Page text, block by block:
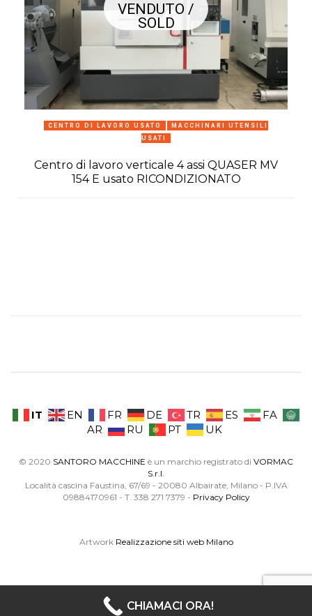
VENDUTO /
SOLD
CENTRO DI LAVORO USATO
MACCHINARI UTENSILI
USATI
Centro di lavoro verticale 4 assi QUASER MV
154 E usato RICONDIZIONATO
IT EN FR DE TR ES
FA
AR
RU PT UK
© 2020 SANTORO MACCHINE è un marchio registrato di VORMAC
S.r.l.
Località cascina Faustina, 67/69 - 20080 Albairate, Milano - P.IVA
09884170961 - T. 338 271 7379 - Privacy Policy
Artwork Realizzazione siti web Milano
CHIAMACI ORA!